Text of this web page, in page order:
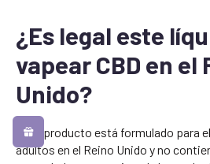
¿Es legal este
vapear CBD en el
Unido?
Este producto está formulado para
adultos en el Reino Unido y no